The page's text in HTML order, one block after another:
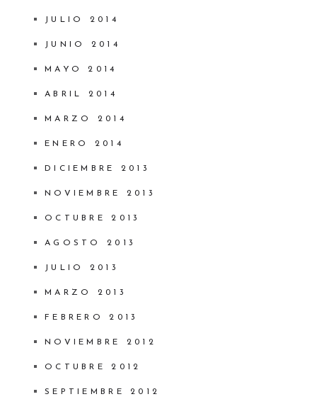
JULIO 2014
JUNIO 2014
MAYO 2014
ABRIL 2014
MARZO 2014
ENERO 2014
DICIEMBRE 2013
NOVIEMBRE 2013
OCTUBRE 2013
AGOSTO 2013
JULIO 2013
MARZO 2013
FEBRERO 2013
NOVIEMBRE 2012
OCTUBRE 2012
SEPTIEMBRE 2012